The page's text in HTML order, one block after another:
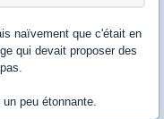
naïvement que c'était en
qui devait proposer des
peu étonnante.